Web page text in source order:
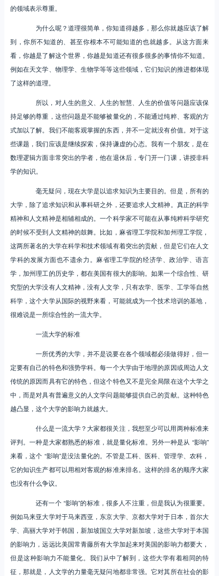
的领域表示尊重。
为什么呢？道理很简单，你知道得越多，那么你就越应该了解
到，你所不知道的、甚至你根本不可能知道的也就越多。从这方面来
看，你越是了解这个世界，你越是知道还有很多很多的事情你不知道。
例如在天文学、物理学、生物学等等这些领域，它们知识的推进都体现
了这样的道理。
所以，对人生的意义、人生的智慧、人生的价值等问题应该保
持足够的尊重，这些问题是不能够被量化的，不能通过纯粹、客观的方
式加以了解。我们不能客观掌握的东西，并不一定就没有价值。对于这
些课题，我们应该是继续探索，保持谦虚的心态。我有一个朋友，是在
数理逻辑方面非常突出的学者，他在退休后，专门开一门课，讲授非科
学的知识。
毫无疑问，现在大学是以追求知识为主要目的。但是，所有的
大学，除了追求知识和从事科研之外，还要追求人文精神。真正的科学
精神和人文精神是相辅相成的。一个科学家不可能在从事纯粹科学研究
的时候不受到人文精神的鼓舞。比如，麻省理工学院和加州理工学院，
这两所著名的大学在科学和技术领域有着突出的贡献，但是它们在人文
学科的发展方面也不遗余力。麻省理工学院的经济学、政治学、语言
学，加州理工的历史学，都在美国有很大的影响。如果一个综合性、研
究型的大学没有人文精神，没有人文学，只有农学、医学、工学等自然
科学，这个大学从国际的视野来看，可能就成为一个技术培训的基地，
很难说是一所综合性的一流大学。
一流大学的标准
一所优秀的大学，并不是说要在各个领域都必须做得好，但一
定要有自己的特色和强势学科。每一个大学由于地理的原因或周边人文
传统的原因而具有它的特色，但这个特色又不是完全局限在这个大学之
中，而是对具有普遍意义的人文学问题能够提供自己的贡献。这种特色
越凸显，这个大学的影响力就越大。
什么是一流大学？大家都很关注，我想至少可以用两种标准来
评判。一种是大家都熟悉的标准，就是量化标准。另外一种是从 “影响”
来看，这个 “影响”是没法量化的。不管是工科、医科、管理学、农科，
它的知识生产都可以用相对客观的标准来排名。这样的排名的顺序大家
也没有什么争议。
还有一个 “影响”的标准，很多人不注重，但是我认为很重要。
例如马来亚大学对于马来西亚，东京大学、京都大学对于日本，首尔大
学、高丽大学对于韩国，新加坡国立大学对新加坡，这些大学对于本国
的影响力，远远比美国常青藤所有大学加起来对美国的影响力都要大，
但是这种影响力不能量化。我们从中了解到，这些大学有着相同的特
征，那就是，人文学的力量毫无疑问地都非常强。它对其所在社会的影